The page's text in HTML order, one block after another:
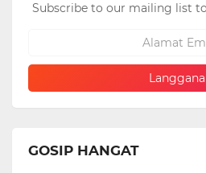
Subscribe to our mailing list
GOSIP HANGAT